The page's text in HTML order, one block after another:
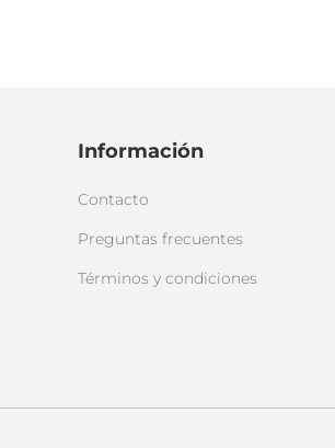
Información
Contacto
Preguntas frecuentes
Términos y condiciones